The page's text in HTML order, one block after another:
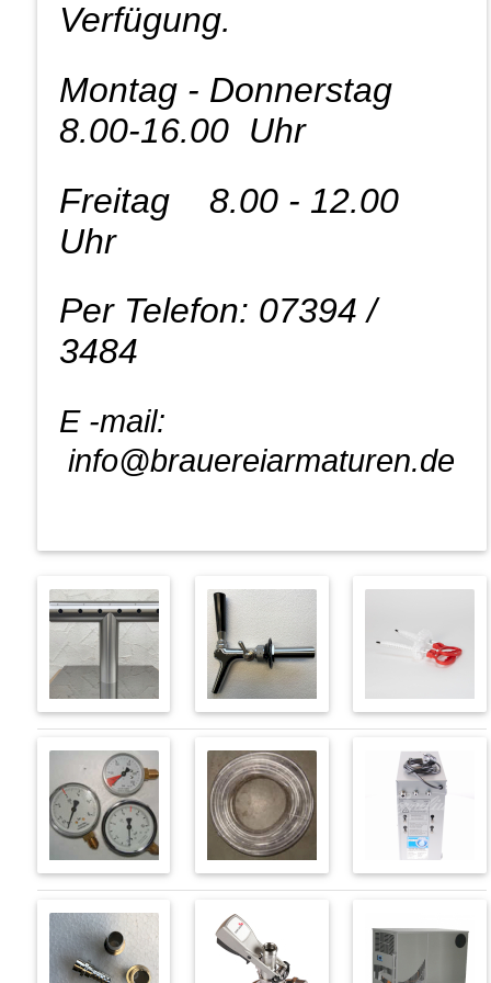
Verfügung.
Montag - Donnerstag
8.00-16.00 Uhr
Freitag 8.00 - 12.00
Uhr
Per Telefon: 07394 /
3484
E -mail:
info@brauereiarmaturen.de